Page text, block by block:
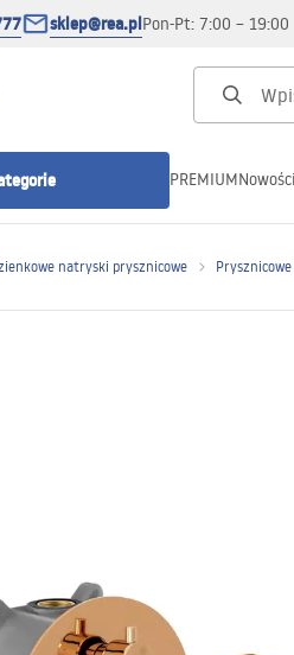
sklep@rea.plPon-Pt: 7:00 – 19:00
PREMIUMNowości
natryski prysznicowe